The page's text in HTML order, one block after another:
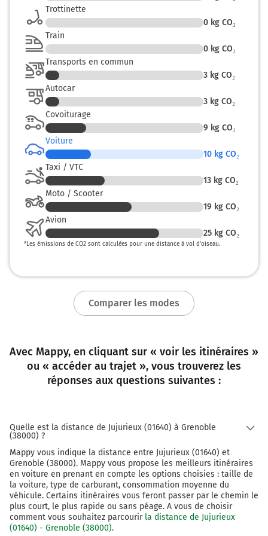
Prendre à droite et rejoindre A48. Continuer sur
4,8 kilomètres
ST MARTIN LE V.
BASTILLE
HÔPITAL NORD
PRESQU'ÎLE
A48
mètres
Rue Marius Gontard
154 km
155 km
Tourner à droite sur Place de Lavalette et
155 km
1h28
38000-38100
Trottinette
0 kg CO₂
Train
0 kg CO₂
Transports en commun
3 kg CO₂
Autocar
3 kg CO₂
Covoiturage
9 kg CO₂
Voiture
10 kg CO₂
Taxi / VTC
13 kg CO₂
Moto / Scooter
19 kg CO₂
Avion
25 kg CO₂
*Les émissions de CO2 sont calculées pour une distance à vol d’oiseau.
Comparer les modes
Avec Mappy, en cliquant sur « voir les itinéraires »
ou « accéder au trajet », vous trouverez les
réponses aux questions suivantes :
Quelle est la distance de Jujurieux (01640) à Grenoble
(38000) ?
Mappy vous indique la distance entre Jujurieux (01640) et
Grenoble (38000). Mappy vous propose les meilleurs itinéraires
en voiture en prenant en compte les options choisies : taille de
la voiture, type de carburant, consommation moyenne du
véhicule. Certains itinéraires vous feront passer par le chemin le
plus court, le plus rapide ou sans péage. A vous de choisir
comment vous souhaitez parcourir la distance de Jujurieux
(01640) - Grenoble (38000).